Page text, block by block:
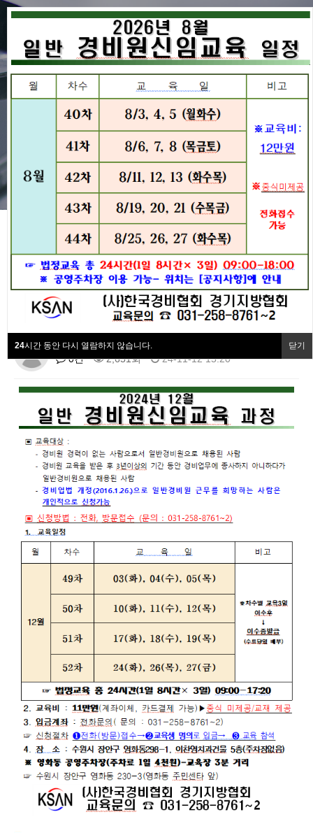
24시간 동안 다시 열람하지 않습니다. 닫기
공지사항
협회동정
경비원교육
구인구직
협회주요사업
협회동정
협회소개
공지사항
공지사항
전국지방협회
2024년 12월 일반경비원 신임교
육일정
최고관리자
0건
2,651회 24-11-12 15:20